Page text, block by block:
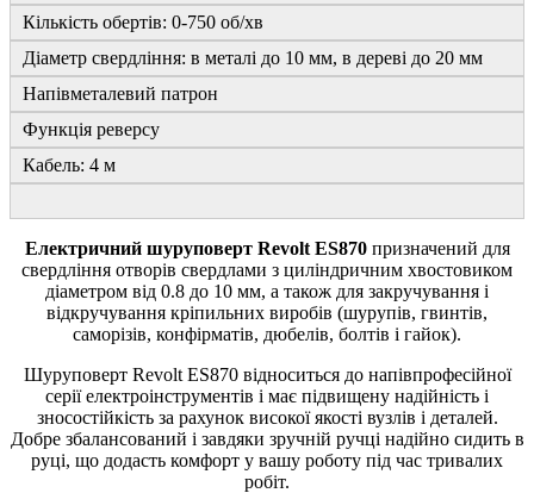
Кількість обертів: 0-750 об/хв
Діаметр свердління: в металі до 10 мм, в дереві до 20 мм
Напівметалевий патрон
Функція реверсу
Кабель: 4 м
Електричний шуруповерт Revolt ES870призначений для
свердління отворів свердлами з циліндричним хвостовиком
діаметром від 0.8 до 10 мм, а також для закручування і
відкручування кріпильних виробів (шурупів, гвинтів,
саморізів, конфірматів, дюбелів, болтів і гайок).
Шуруповерт Revolt ES870 відноситься до напівпрофесійної
серії електроінструментів і має підвищену надійність і
зносостійкість за рахунок високої якості вузлів і деталей.
Добре збалансований і завдяки зручній ручці надійно сидить в
руці, що додасть комфорт у вашу роботу під час тривалих
робіт.